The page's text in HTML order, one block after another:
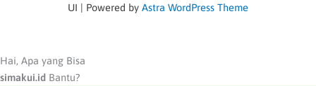
UI | Powered by Astra WordPress Theme
Hai, Apa yang Bisa
simakui.id Bantu?